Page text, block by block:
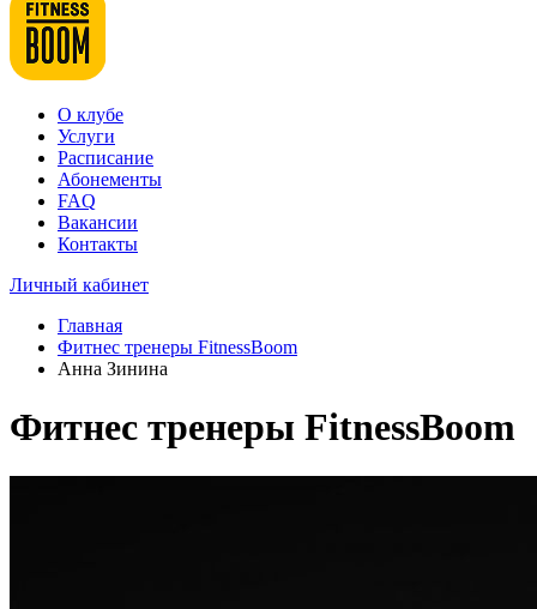
О клубе
Услуги
Расписание
Абонементы
FAQ
Вакансии
Контакты
Личный кабинет
Главная
Фитнес тренеры FitnessBoom
Анна Зинина
Фитнес тренеры FitnessBoom